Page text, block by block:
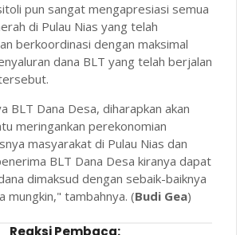
pun sangat mengapresiasi semua
di Pulau Nias yang telah
berkoordinasi dengan maksimal
dana BLT yang telah berjalan
BLT Dana Desa, diharapkan akan
meringankan perekonomian
masyarakat di Pulau Nias dan
BLT Dana Desa kiranya dapat
dimaksud dengan sebaik-baiknya
mungkin," tambahnya. (Budi Gea)
Reaksi Pembaca: